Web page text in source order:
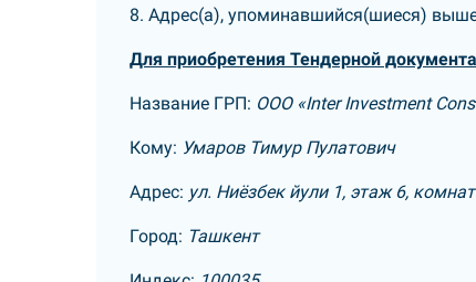
8. Адрес(а), упоминавшийся(шиеся)
Для приобретения Тендерной
Название ГРП: ООО «Inter Investment
Кому: Умаров Тимур Пулатович
Адрес: ул. Ниёзбек йули 1, этаж 6,
Город: Ташкент